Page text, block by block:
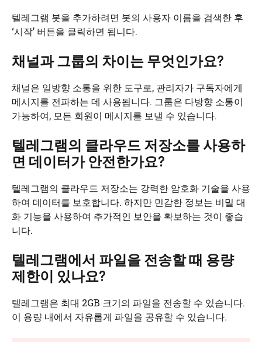
텔레그램 봇을 추가하려면 봇의 사용자 이름을 검색한 후
‘시작’ 버튼을 클릭하면 됩니다.
채널과 그룹의 차이는 무엇인가요?
채널은 일방향 소통을 위한 도구로, 관리자가 구독자에게
메시지를 전파하는 데 사용됩니다. 그룹은 다방향 소통이
가능하여, 모든 회원이 메시지를 보낼 수 있습니다.
텔레그램의 클라우드 저장소를 사용하
면 데이터가 안전한가요?
텔레그램의 클라우드 저장소는 강력한 암호화 기술을 사용
하여 데이터를 보호합니다. 하지만 민감한 정보는 비밀 대
화 기능을 사용하여 추가적인 보안을 확보하는 것이 좋습
니다.
텔레그램에서 파일을 전송할 때 용량
제한이 있나요?
텔레그램은 최대 2GB 크기의 파일을 전송할 수 있습니다.
이 용량 내에서 자유롭게 파일을 공유할 수 있습니다.